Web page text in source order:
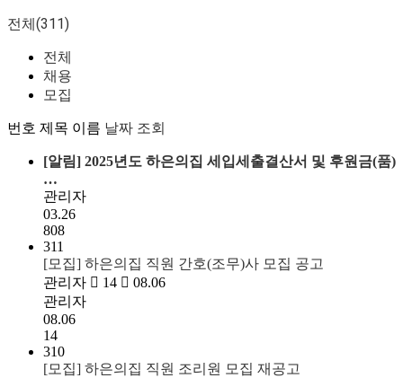
전체(311)
전체
채용
모집
번호 제목 이름 날짜 조회
[알림] 2025년도 하은의집 세입세출결산서 및 후원금(품)
…
관리자
03.26
808
311
[모집] 하은의집 직원 간호(조무)사 모집 공고
관리자
14
08.06
관리자
08.06
14
310
[모집] 하은의집 직원 조리원 모집 재공고